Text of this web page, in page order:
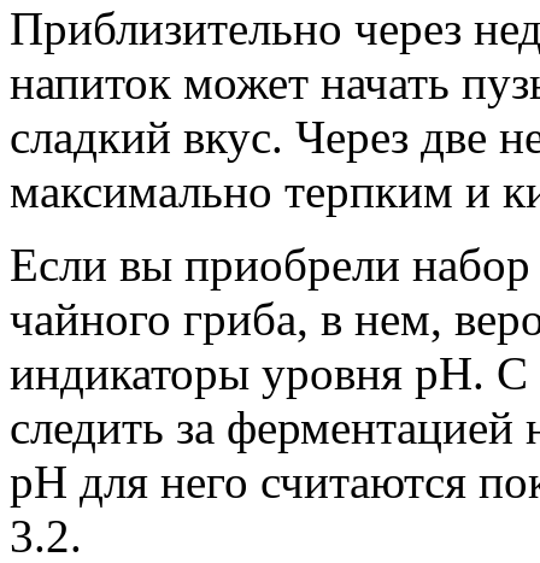
Приблизительно через
напиток может начать
сладкий вкус. Через две
максимально терпким и
Если вы приобрели набор
чайного гриба, в нем,
индикаторы уровня рН.
следить за
рН для него считаются
3.2.